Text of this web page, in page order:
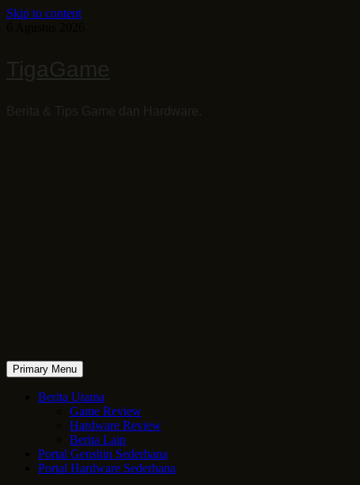
Skip to content
TigaGame
Berita & Tips Game dan Hardware.
Primary Menu
Berita Utama
Game Review
Hardware Review
Berita Lain
Portal Genshin Sederhana
Portal Hardware Sederhana